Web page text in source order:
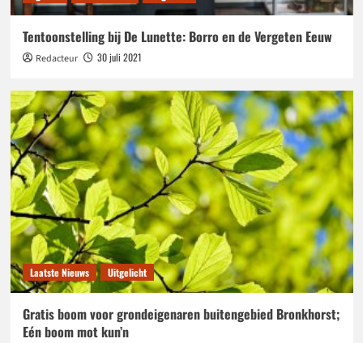
Tentoonstelling bij De Lunette: Borro en de Vergeten Eeuw
Redacteur 30 juli 2021
Laatste Nieuws Uitgelicht
Gratis boom voor grondeigenaren buitengebied Bronkhorst;
Eén boom mot kun’n